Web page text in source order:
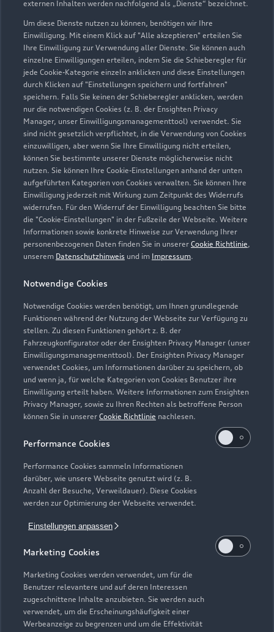
externen Inhalten werden nachfolgend als „Dienste“ bezeichnet.
Um diese Dienste nutzen zu können, benötigen wir Ihre
Einwilligung. Mit einem Klick auf "Alle akzeptieren" erteilen Sie
Ihre Einwilligung zur Verwendung aller Dienste. Sie können auch
einzelne Einwilligungen erteilen, indem Sie die Schieberegler für
jede Cookie-Kategorie einzeln anklicken und diese Einstellungen
durch Klicken auf "Einstellungen speichern und fortfahren"
speichern. Falls Sie keinen der Schieberegler anklicken, werden
nur die notwendigen Cookies (z. B. der Ensighten Privacy
Manager, unser Einwilligungsmanagementtool) verwendet. Sie
sind nicht gesetzlich verpflichtet, in die Verwendung von Cookies
einzuwilligen, aber wenn Sie Ihre Einwilligung nicht erteilen,
können Sie bestimmte unserer Dienste möglicherweise nicht
nutzen. Sie können Ihre Cookie-Einstellungen anhand der unten
aufgeführten Kategorien von Cookies verwalten. Sie können Ihre
Einwilligung jederzeit mit Wirkung zum Zeitpunkt des Widerrufs
widerrufen. Für den Widerruf der Einwilligung beachten Sie bitte
die "Cookie-Einstellungen" in der Fußzeile der Webseite. Weitere
Informationen sowie konkrete Hinweise zur Verwendung Ihrer
personenbezogenen Daten finden Sie in unserer Cookie Richtlinie,
unserem Datenschutzhinweis und im Impressum.
Notwendige Cookies
Notwendige Cookies werden benötigt, um Ihnen grundlegende
Funktionen während der Nutzung der Webseite zur Verfügung zu
stellen. Zu diesen Funktionen gehört z. B. der
Fahrzeugkonfigurator oder der Ensighten Privacy Manager (unser
Einwilligungsmanagementtool). Der Ensighten Privacy Manager
verwendet Cookies, um Informationen darüber zu speichern, ob
und wenn ja, für welche Kategorien von Cookies Benutzer ihre
Einwilligung erteilt haben. Weitere Informationen zum Ensighten
Privacy Manager, sowie zu Ihren Rechten als betroffene Person
können Sie in unserer Cookie Richtlinie nachlesen.
Performance Cookies
Performance Cookies sammeln Informationen
darüber, wie unsere Webseite genutzt wird (z. B.
Anzahl der Besuche, Verweildauer). Diese Cookies
werden zur Optimierung der Webseite verwendet.
Einstellungen anpassen
Marketing Cookies
Marketing Cookies werden verwendet, um für die
Benutzer relevantere und auf deren Interessen
zugeschnittene Inhalte anzubieten. Sie werden auch
verwendet, um die Erscheinungshäufigkeit einer
Werbeanzeige zu begrenzen und um die Effektivität
Zurück nach oben
Modelle
Elektromodelle
Plug-in-Hybride
Neuwagensuche
Gebrauchtwagensuche
Geschäftskunden
Service & Zubehör
Saisonale Angebote
Audi Services
Garantie
Audi digital services
myAudi
Support
Audi Code
Häufige Fragen (FAQ)
Über Audi
Unternehmen
Karriere
Investor Relations